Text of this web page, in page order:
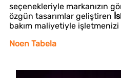
seçenekleriyle markanızın
özgün tasarımlar geliştiren
bakım maliyetiyle işletmenizi
Noen Tabela